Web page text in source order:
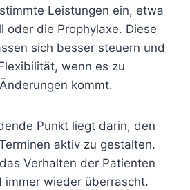
Leistungen ein, etwa
oder die Prophylaxe. Diese
sich besser steuern und
wenn es zu
kommt.
Punkt liegt darin, den
aktiv zu gestalten.
Verhalten der Patienten
immer wieder überrascht.